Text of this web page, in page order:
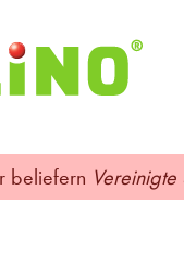
beliefern